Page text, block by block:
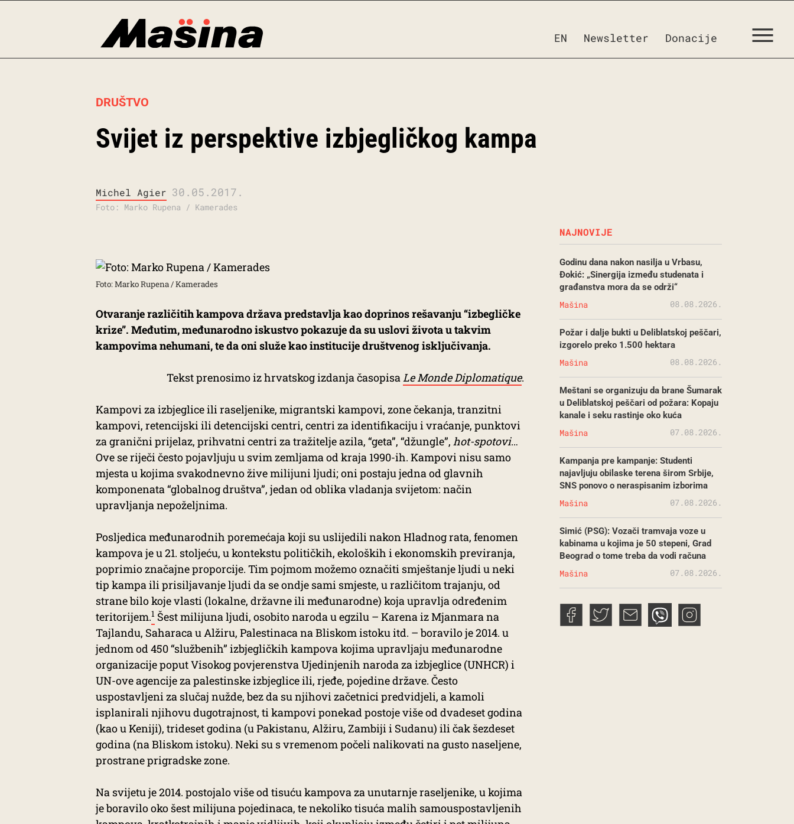
EN Newsletter Donacije
DRUŠTVO
Svijet iz perspektive izbjegličkog kampa
Michel Agier 30.05.2017.
Foto: Marko Rupena / Kamerades
Foto: Marko Rupena / Kamerades
Otvaranje različitih kampova država predstavlja kao doprinos rešavanju “izbegličke
krize”. ​​Međutim, međunarodno iskustvo pokazuje da su uslovi života u takvim
kampovima nehumani, te da oni služe kao institucije društvenog isključivanja.
Tekst prenosimo iz hrvatskog izdanja časopisaLe Monde Diplomatique.
Kampovi za izbjeglice ili raseljenike, migrantski kampovi, zone čekanja, tranzitni
kampovi, retencijski ili detencijski centri, centri za identifikaciju i vraćanje, punktovi
za granični prijelaz, prihvatni centri za tražitelje azila, “geta”, “džungle”, hot-spotovi…
Ove se riječi često pojavljuju u svim zemljama od kraja 1990-ih. Kampovi nisu samo
mjesta u kojima svakodnevno žive milijuni ljudi; oni postaju jedna od glavnih
komponenata “globalnog društva”, jedan od oblika vladanja svijetom: način
upravljanja nepoželjnima.
Posljedica međunarodnih poremećaja koji su uslijedili nakon Hladnog rata, fenomen
kampova je u 21. stoljeću, u kontekstu političkih, ekoloških i ekonomskih previranja,
poprimio značajne proporcije. Tim pojmom možemo označiti smještanje ljudi u neki
tip kampa ili prisiljavanje ljudi da se ondje sami smjeste, u različitom trajanju, od
strane bilo koje vlasti (lokalne, državne ili međunarodne) koja upravlja određenim
teritorijem.1 Šest milijuna ljudi, osobito naroda u egzilu – Karena iz Mjanmara na
Tajlandu, Saharaca u Alžiru, Palestinaca na Bliskom istoku itd. – boravilo je 2014. u
jednom od 450 “službenih” izbjegličkih kampova kojima upravljaju međunarodne
organizacije poput Visokog povjerenstva Ujedinjenih naroda za izbjeglice (UNHCR) i
UN-ove agencije za palestinske izbjeglice ili, rjeđe, pojedine države. Često
uspostavljeni za slučaj nužde, bez da su njihovi začetnici predvidjeli, a kamoli
isplanirali njihovu dugotrajnost, ti kampovi ponekad postoje više od dvadeset godina
(kao u Keniji), trideset godina (u Pakistanu, Alžiru, Zambiji i Sudanu) ili čak šezdeset
godina (na Bliskom istoku). Neki su s vremenom počeli nalikovati na gusto naseljene,
prostrane prigradske zone.
Na svijetu je 2014. postojalo više od tisuću kampova za unutarnje raseljenike, u kojima
je boravilo oko šest milijuna pojedinaca, te nekoliko tisuća malih samouspostavljenih
NAJNOVIJE
Godinu dana nakon nasilja u Vrbasu,
Đokić: „Sinergija između studenata i
građanstva mora da se održi“
Mašina 08.08.2026.
Požar i dalje bukti u Deliblatskoj peščari,
izgorelo preko 1.500 hektara
Mašina 08.08.2026.
Meštani se organizuju da brane Šumarak
u Deliblatskoj peščari od požara: Kopaju
kanale i seku rastinje oko kuća
Mašina 07.08.2026.
Kampanja pre kampanje: Studenti
najavljuju obilaske terena širom Srbije,
SNS ponovo o neraspisanim izborima
Mašina 07.08.2026.
Simić (PSG): Vozači tramvaja voze u
kabinama u kojima je 50 stepeni, Grad
Beograd o tome treba da vodi računa
Mašina 07.08.2026.